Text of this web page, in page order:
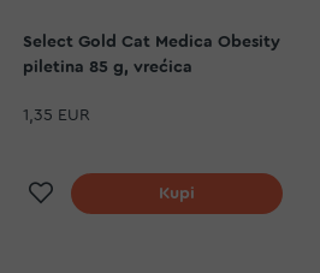
Select Gold Cat Medica Obesity
piletina 85 g, vrećica
1,35 EUR
Dodaj na listu želja
Kupi